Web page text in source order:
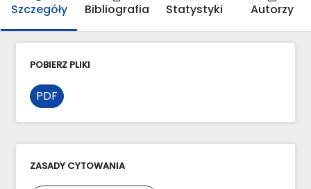
Szczegóły Bibliografia Statystyki Autorzy
POBIERZ PLIKI
PDF
ZASADY CYTOWANIA